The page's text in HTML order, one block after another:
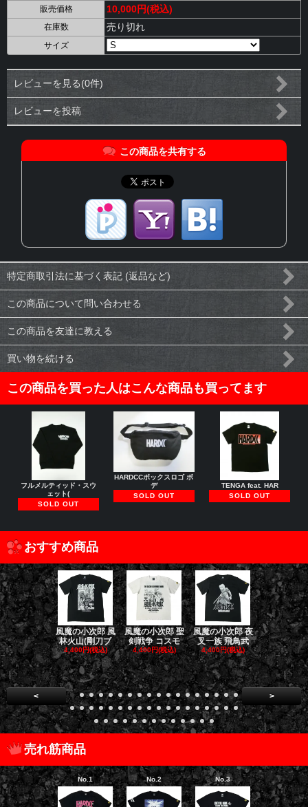
販売価格 10,000円(税込)
在庫数 売り切れ
サイズ
レビューを見る(0件)
レビューを投稿
この商品を共有する
特定商取引法に基づく表記 (返品など)
この商品について問い合わせる
この商品を友達に教える
買い物を続ける
この商品を買った人はこんな商品も買ってます
フルメルティッド・スウ
ェット(
SOLD OUT
HARDCCボックスロゴ ボ
デ
SOLD OUT
TENGA feat. HAR
SOLD OUT
おすすめ商品
風魔の小次郎 風
林火山(剛刀ブ
4,400円(税込)
風魔の小次郎 聖
剣戦争 コスモ
4,400円(税込)
風魔の小次郎 夜
叉一族 飛鳥武
4,400円(税込)
風魔の小次
魔一族 竜
4,400円(税
< >
売れ筋商品
No.1 No.2 No.3 No.4